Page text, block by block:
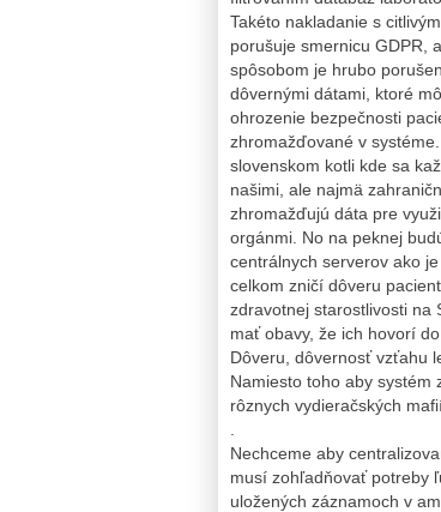
Takéto nakladanie s
porušuje smernicu GDPR,
spôsobom je hrubo
dôvernými dátami, ktoré
ohrozenie bezpečnosti
zhromažďované v
slovenskom kotli kde sa
našimi, ale najmä
zhromažďujú dáta pre
orgánmi. No na peknej
centrálnych serverov ako
celkom zničí dôveru
zdravotnej starostlivosti na
mať obavy, že ich hovorí
Dôveru, dôvernosť vzťahu
Namiesto toho aby
rôznych vydieračských
Nechceme aby
musí zohľadňovať potreby
uložených záznamoch v